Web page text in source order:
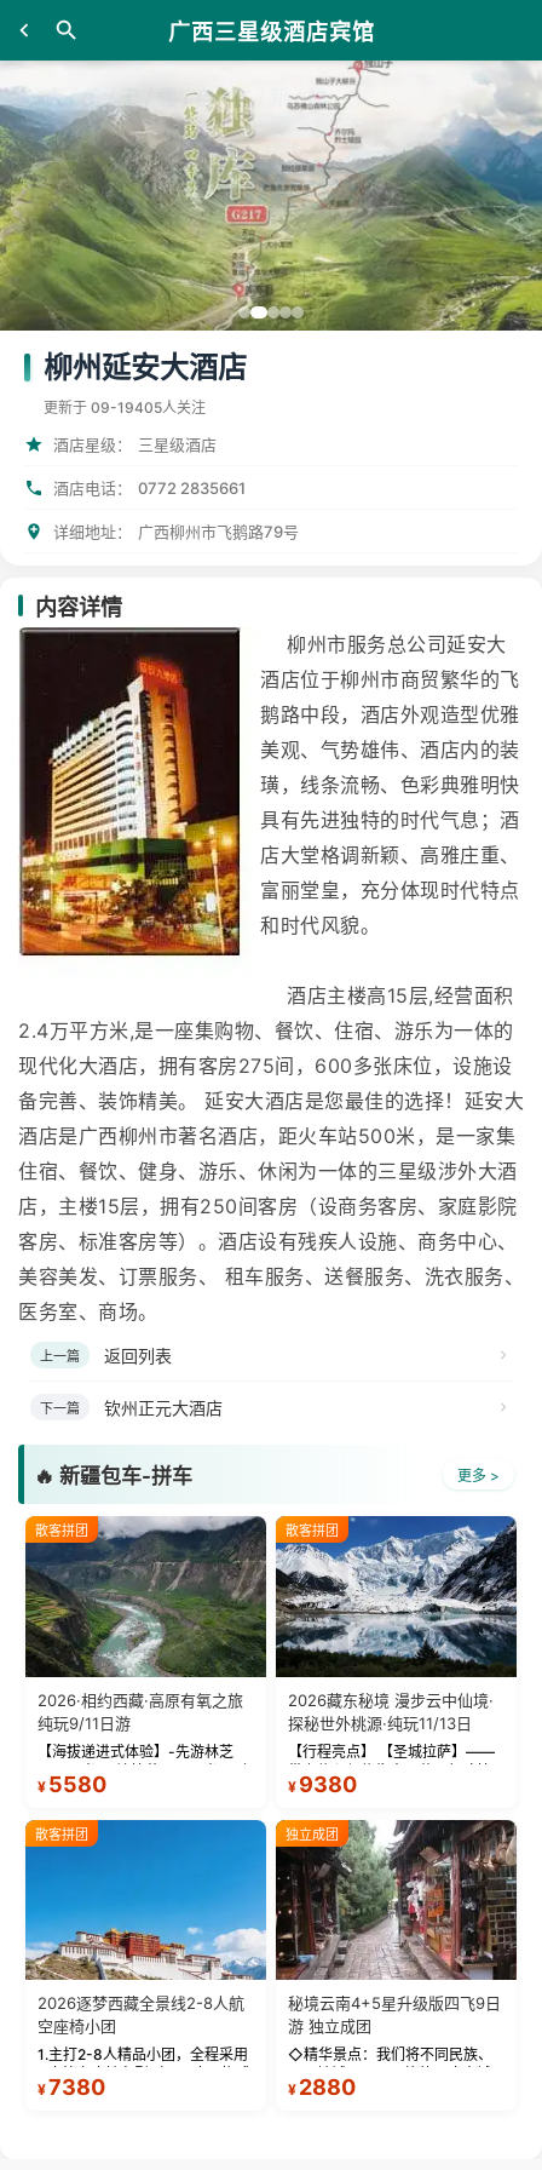
广西三星级酒店宾馆
柳州延安大酒店
更新于 09-19405人关注
酒店星级： 三星级酒店
酒店电话： 0772 2835661
详细地址： 广西柳州市飞鹅路79号
内容详情
柳州市服务总公司延安大
酒店位于柳州市商贸繁华的飞
鹅路中段，酒店外观造型优雅
美观、气势雄伟、酒店内的装
璜，线条流畅、色彩典雅明快
具有先进独特的时代气息；酒
店大堂格调新颖、高雅庄重、
富丽堂皇，充分体现时代特点
和时代风貌。
酒店主楼高15层,经营面积
2.4万平方米,是一座集购物、餐饮、住宿、游乐为一体的
现代化大酒店，拥有客房275间，600多张床位，设施设
备完善、装饰精美。 延安大酒店是您最佳的选择！延安大
酒店是广西柳州市著名酒店，距火车站500米，是一家集
住宿、餐饮、健身、游乐、休闲为一体的三星级涉外大酒
店，主楼15层，拥有250间客房（设商务客房、家庭影院
客房、标准客房等）。酒店设有残疾人设施、商务中心、
美容美发、订票服务、 租车服务、送餐服务、洗衣服务、
医务室、商场。
上一篇 返回列表
下一篇 钦州正元大酒店
🔥 新疆包车-拼车 更多 >
散客拼团
2026·相约西藏·高原有氧之旅
纯玩9/11日游
【海拔递进式体验】-先游林芝
测 99%游客零高反 。 【贴心保
反根本不是事儿 ！ 【无人机航
拍】-雪山/圣湖/...
¥ 5580
散客拼团
2026藏东秘境 漫步云中仙境·
探秘世外桃源·纯玩11/13日
【行程亮点】 【圣城拉萨】——
萨，感受这座城与生俱来的与众
城堡寺院于一体的宏伟建筑，是
西藏最完整的古代...
¥ 9380
散客拼团
2026逐梦西藏全景线2-8人航
空座椅小团
1.主打2-8人精品小团，全程采用
9座航空座椅车型（360度环抱式
座舱），提供VIP级别的舒适出行
¥7380
独立成团
秘境云南4+5星升级版四飞9日
游 独立成团
◇精华景点：我们将不同民族、
不同地域、不同风格的三座古城
—【大理古城、丽江古城、香格
¥ 2880